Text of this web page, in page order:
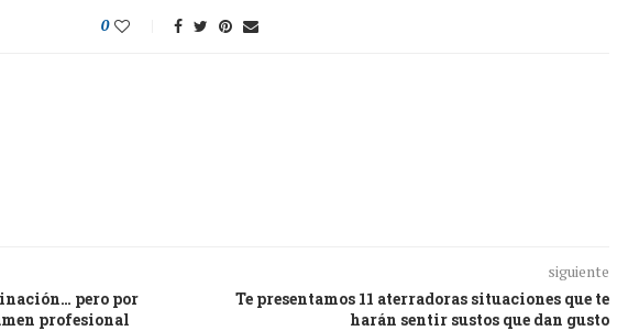
0
pero por
profesional
siguiente
Te presentamos 11 aterradoras situaciones que te
harán sentir sustos que dan gusto